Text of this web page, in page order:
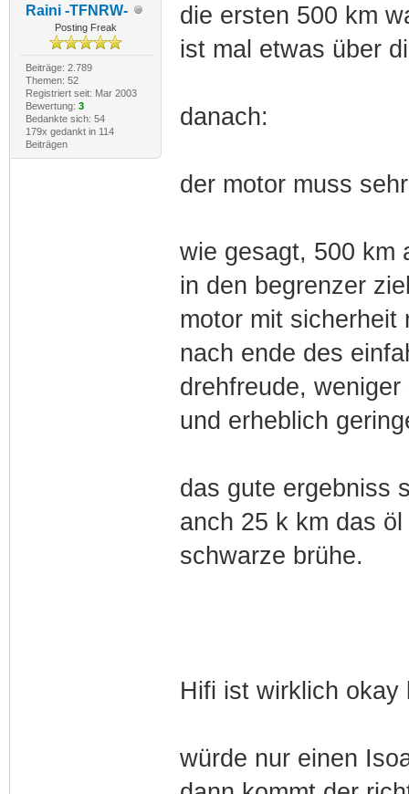
Raini -TFNRW-
Posting Freak
Beiträge: 2.789
Themen: 52
Registriert seit: Mar 2003
Bewertung: 3
Bedankte sich: 54
179x gedankt in 114
Beiträgen
die ersten 500 km
ist mal etwas über
danach:
der motor muss
wie gesagt, 500 km
in den begrenzer
motor mit sicherheit
nach ende des
drehfreude,
und erheblich
das gute ergebniss
anch 25 k km das
schwarze brühe.
Hifi ist wirklich okay
würde nur einen